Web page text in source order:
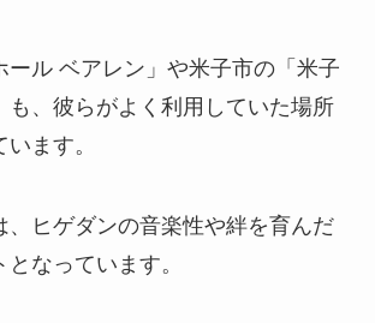
ール ベアレン」や米子市の「米子
も、彼らがよく利用していた場所
ます。
、ヒゲダンの音楽性や絆を育んだ
なっています。